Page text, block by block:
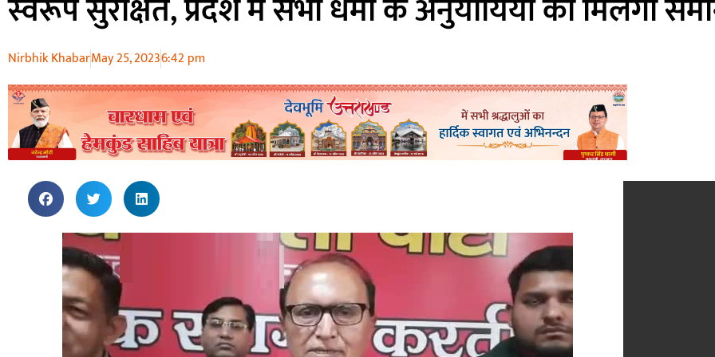
स्वरूप सुरक्षित, प्रदेश मे सभी धर्मों के अनुयायियों को मिलेगा
Nirbhik KhabarMay 25, 20236:42 pm